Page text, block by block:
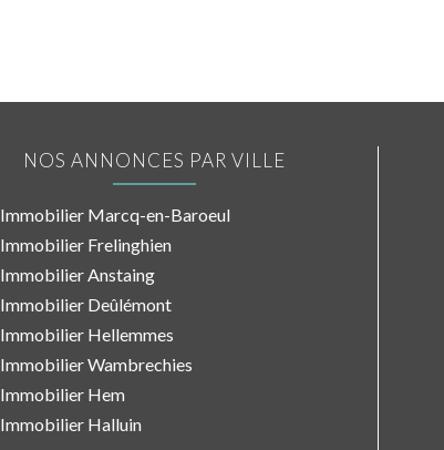
NOS ANNONCES PAR VILLE
Immobilier Marcq-en-Baroeul
Immobilier Frelinghien
Immobilier Anstaing
Immobilier Deûlémont
Immobilier Hellemmes
Immobilier Wambrechies
Immobilier Hem
Immobilier Halluin